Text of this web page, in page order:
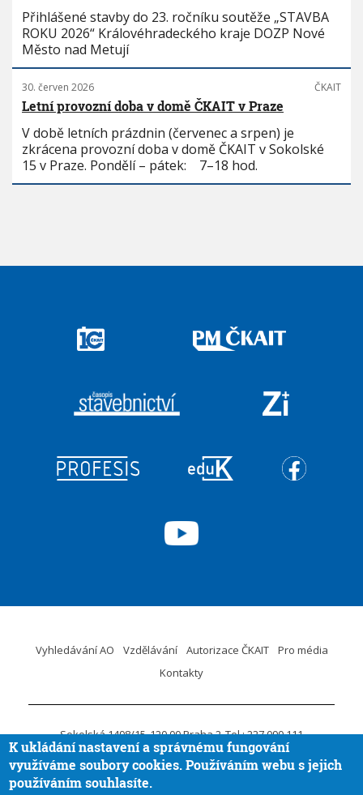
Přihlášené stavby do 23. ročníku soutěže „STAVBA
ROKU 2026“ Královéhradeckého kraje DOZP Nové
Město nad Metují
30. červen 2026 ČKAIT
Letní provozní doba v domě ČKAIT v Praze
V době letních prázdnin (červenec a srpen) je
zkrácena provozní doba v domě ČKAIT v Sokolské
15 v Praze. Pondělí – pátek: 7–18 hod.
Vyhledávání AO Vzdělávání Autorizace ČKAIT
Pro média
Kontakty
Sokolská 1498/15 120 00 Praha 2 Tel.: 227 090 111
ID DS:krvaigt E-mail.:ckait@ckait.cz Ochrana osobních údajů
Oznámení porušení práva EU
K ukládání nastavení a správnému fungování
využíváme soubory cookies. Používáním webu s jejich
používáním souhlasíte.